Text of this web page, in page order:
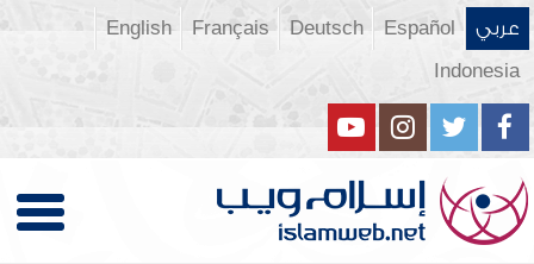
عربي Español
Deutsch
Français
English
Indonesia